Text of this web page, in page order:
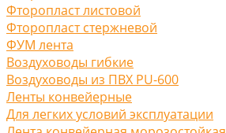
Фторопласт листовой
Фторопласт стержневой
ФУМ лента
Воздуховоды гибкие
Воздуховоды из ПВХ PU-600
Ленты конвейерные
Для легких условий эксплуатации